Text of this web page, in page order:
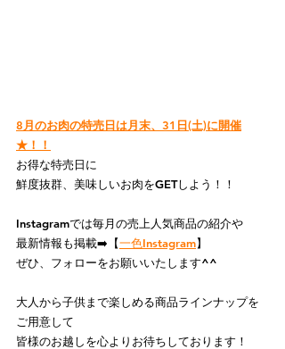
8月のお肉の特売日は月末、31日(土)に開催
★！！
お得な特売日に
鮮度抜群、美味しいお肉をGETしよう！！
Instagramでは毎月の売上人気商品の紹介や
最新情報も掲載➡️【一色Instagram】
ぜひ、フォローをお願いいたします^^
大人から子供まで楽しめる商品ラインナップを
ご用意して
皆様のお越しを心よりお待ちしております！